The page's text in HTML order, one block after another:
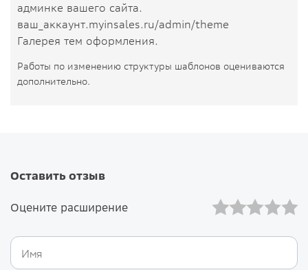
админке вашего сайта.
ваш_аккаунт.myinsales.ru/admin/theme
Галерея тем оформления.
Работы по изменению структуры шаблонов оцениваются
дополнительно.
Оставить отзыв
Оцените расширение